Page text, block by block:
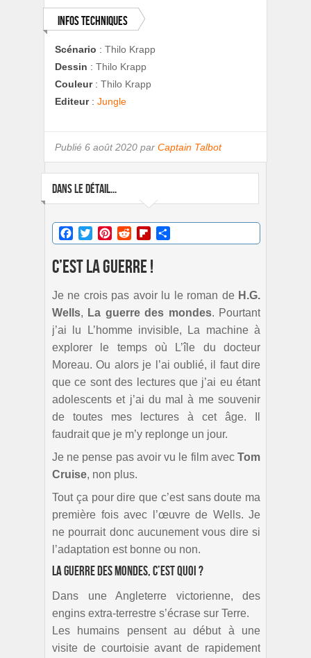
Infos techniques
Scénario : Thilo Krapp
Dessin : Thilo Krapp
Couleur: Thilo Krapp
Editeur: Jungle
Publié 6 août 2020 par Captain Talbot
DANS LE DÉTAIL...
Facebook
TwitterPinterestRedditFlipboard
C’est la guerre !
Je ne crois pas avoir lu le roman de H.G.
Wells, La guerre des mondes. Pourtant
j’ai lu L’homme invisible, La machine à
explorer le temps où L’île du docteur
Moreau. Ou alors je l’ai oublié, il faut dire
que ce sont des lectures que j’ai eu étant
adolescents et j’ai du mal à me souvenir
de toutes mes lectures à cet âge. Il
faudrait que je m’y replonge un jour.
Je ne pense pas avoir vu le film avec Tom
Cruise, non plus.
Tout ça pour dire que c’est sans doute ma
première fois avec l’œuvre de Wells. Je
ne pourrait donc aucunement vous dire si
l’adaptation est bonne ou non.
La guerre des mondes, c’est quoi ?
Dans une Angleterre victorienne, des
engins extra-terrestre s’écrase sur Terre.
Les humains pensent au début à une
visite de courtoisie avant de rapidement